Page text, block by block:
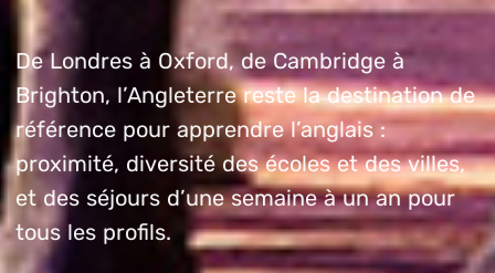
De Londres à Oxford, de Cambridge à
Brighton, l’Angleterre reste la destination de
référence pour apprendre l’anglais :
proximité, diversité des écoles et des villes,
et des séjours d’une semaine à un an pour
tous les profils.